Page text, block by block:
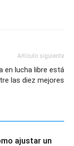
Artículo siguiente
en lucha libre está
las diez mejores
ajustar un